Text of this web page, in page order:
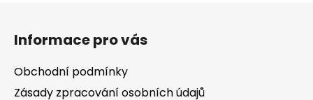
Informace pro vás
Obchodní podmínky
Zásady zpracování osobních údajů